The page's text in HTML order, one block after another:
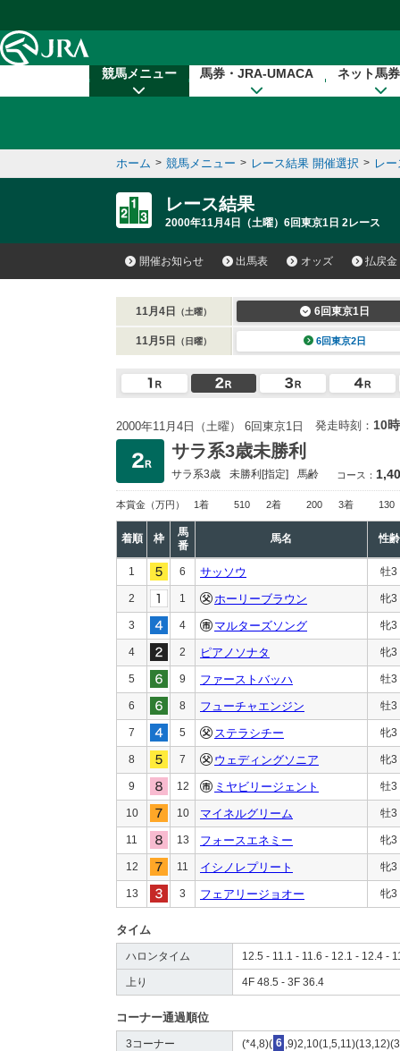
競馬メニュー 馬券・JRA-UMACA ネット馬
ホーム > 競馬メニュー > レース結果 開催選択 > レ
レース結果
2000年11月4日（土曜）6回東京1日 2レース
開催お知らせ 出馬表 オッズ 払戻金
11月4日 （土曜） 6回東京1日
11月5日 （日曜） 6回東京2日
2000年11月4日（土曜） 6回東京1日 発走時刻： 10
サラ系3歳未勝利
サラ系3歳 未勝利[指定] 馬齢 コース：
本賞金 （万円） 1着 510 2着 200 3着 130
着順 枠
馬
番
馬名 性齢
1 6 サッソウ 牡3
2 1 ホーリーブラウン 牝3
3 4 マルターズソング 牝3
4 2 ピアノソナタ 牝3
5 9 ファーストバッハ 牡3
6 8 フューチャエンジン 牡3
7 5 ステラシチー 牝3
8 7 ウェディングソニア 牝3
9 12 ミヤビリージェント 牡3
10 10 マイネルグリーム 牡3
11 13 フォースエネミー 牝3
12 11 イシノレプリート 牝3
13 3 フェアリージョオー 牝3
タイム
ハロンタイム 12.5 - 11.1 - 11.6 - 12.1 - 12.4 -
上り 4F 48.5 - 3F 36.4
コーナー通過順位
3コーナー (*4,8)( 6